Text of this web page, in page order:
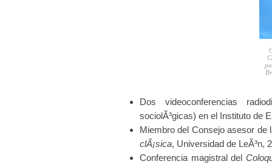
Dos videoconferencias
sociolÃ³gicas) en el Instituto de
Miembro del Consejo asesor de
clÃ¡sica, Universidad de LeÃ³n,
Conferencia magistral del